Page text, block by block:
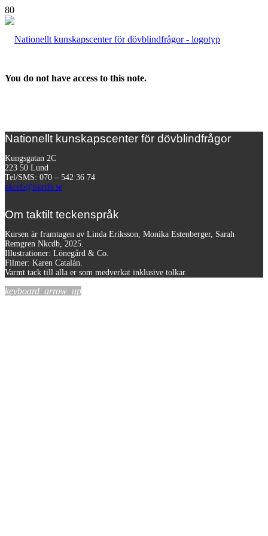
You do not have access to this note.
Nationellt kunskapscenter för dövblindfrågor
Kungsgatan 2C
223 50 Lund
Tel/SMS: 070 – 542 36 74
nkcdb@nkcdb.se
Om taktilt teckenspråk
Kursen är framtagen av Linda Eriksson, Monika Estenberger, Sarah
Remgren Nkcdb, 2025.
Illustrationer: Lönegård & Co.
Filmer: Karen Catalán.
Varmt tack till alla er som medverkat inklusive tolkar.
keyboard_arrow_up